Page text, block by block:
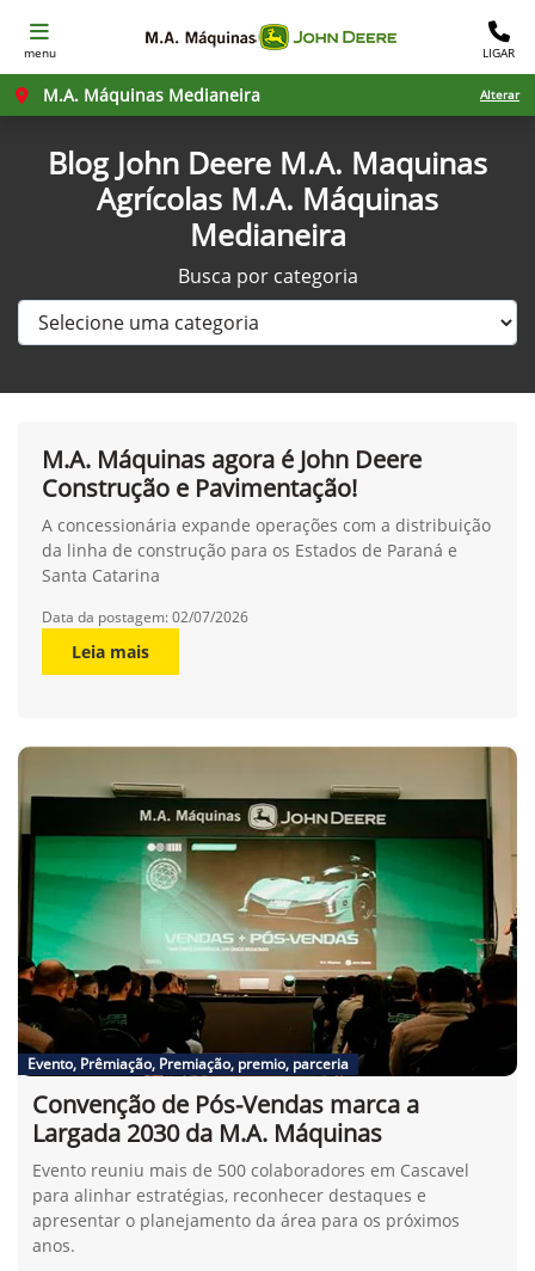
menu LIGAR
M.A. Máquinas Medianeira Alterar
Blog John Deere M.A. Maquinas
Agrícolas M.A. Máquinas
Medianeira
Busca por categoria
M.A. Máquinas agora é John Deere
Construção e Pavimentação!
A concessionária expande operações com a distribuição
da linha de construção para os Estados de Paraná e
Santa Catarina
Leia mais
Data da postagem: 02/07/2026
Evento, Prêmiação, Premiação, premio, parceria
Convenção de Pós-Vendas marca a
Largada 2030 da M.A. Máquinas
Evento reuniu mais de 500 colaboradores em Cascavel
para alinhar estratégias, reconhecer destaques e
apresentar o planejamento da área para os próximos
anos.